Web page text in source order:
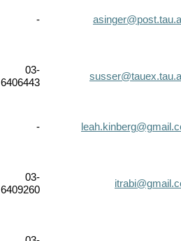
-
03-
6406443
-
03-
6409260